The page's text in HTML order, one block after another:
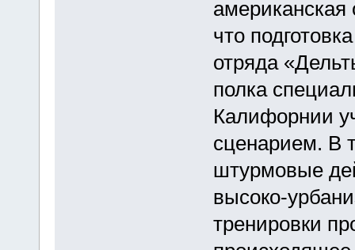
что
отряда
полка
Калифорнии
сценарием. В
штурмовые
высоко-
тренировки